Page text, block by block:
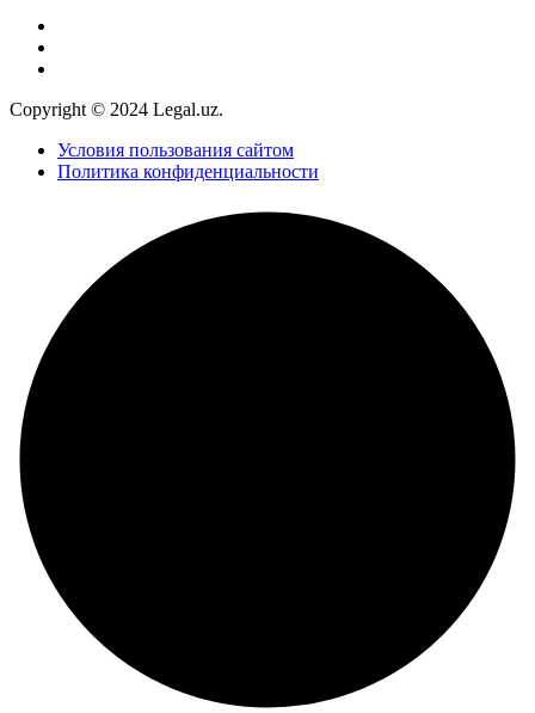
Copyright © 2024 Legal.uz.
Условия пользования сайтом
Политика конфиденциальности